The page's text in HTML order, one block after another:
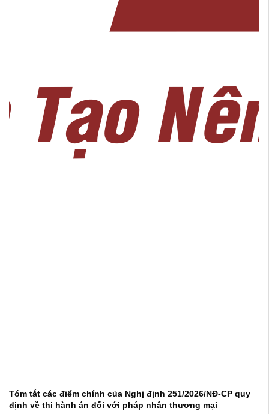
Tóm tắt các điểm chính của Nghị định 251/2026/NĐ-CP quy
định về thi hành án đối với pháp nhân thương mại